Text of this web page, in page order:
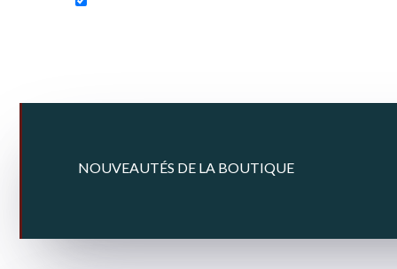
NOUVEAUTÉS DE LA BOUTIQUE